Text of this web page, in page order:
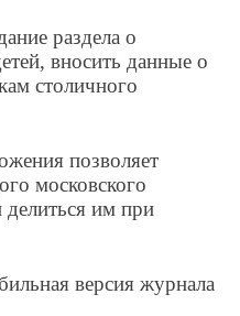
раздела о
вносить данные о
столичного
позволяет
московского
им при
версия журнала